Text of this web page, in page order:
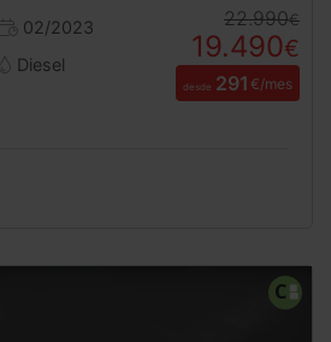
02/2023
Diesel
22.990€
19.490€
desde 291 €/mes